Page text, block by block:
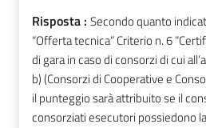
Risposta : Secondo quanto
“Offerta tecnica” Criterio n. 6
di gara in caso di consorzi di cui
b) (Consorzi di Cooperative e
il punteggio sarà attribuito se il
consorziati esecutori possiedono